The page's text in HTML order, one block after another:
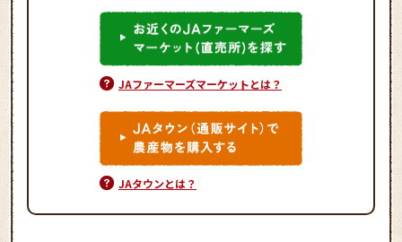
JAファーマーズマーケットとは？
JAタウンとは？